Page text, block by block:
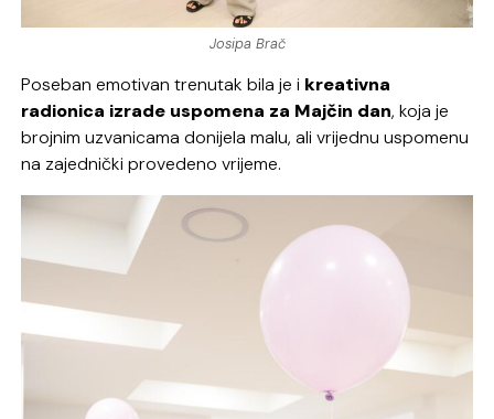
Josipa Brač
Poseban emotivan trenutak bila je i kreativna
radionica izrade uspomena za Majčin dan, koja je
brojnim uzvanicama donijela malu, ali vrijednu uspomenu
na zajednički provedeno vrijeme.